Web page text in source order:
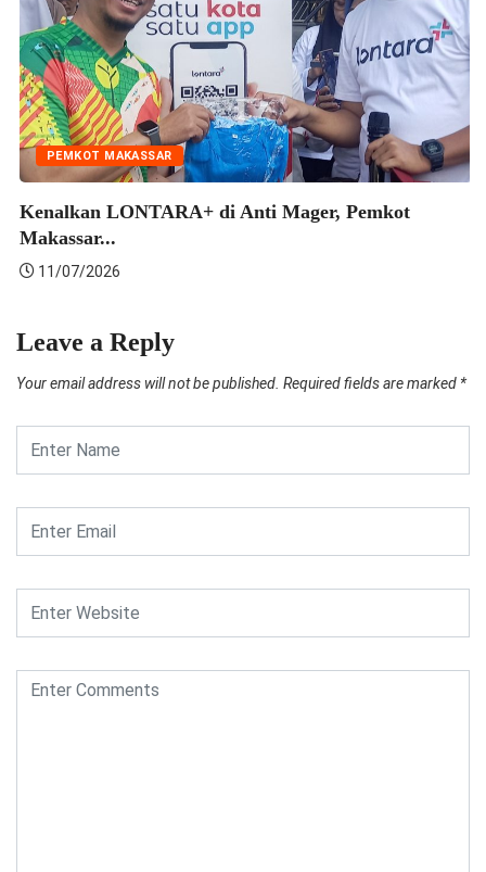
PEMKOT MAKASSAR
Perkuat Tata Kelola Keuangan Daerah, Pemkot
Makassar...
25/07/2026
Leave a Reply
Your email address will not be published. Required fields are marked *